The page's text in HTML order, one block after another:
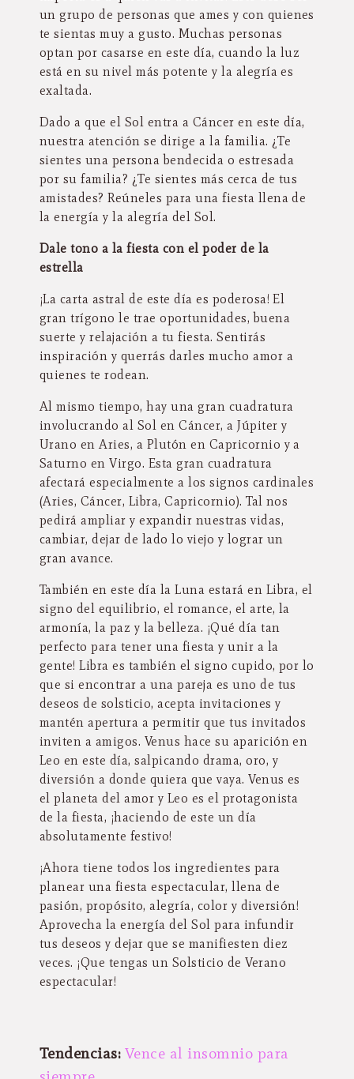
un grupo de personas que ames y con quienes
te sientas muy a gusto. Muchas personas
optan por casarse en este día, cuando la luz
está en su nivel más potente y la alegría es
exaltada.
Dado a que el Sol entra a Cáncer en este día,
nuestra atención se dirige a la familia. ¿Te
sientes una persona bendecida o estresada
por su familia? ¿Te sientes más cerca de tus
amistades? Reúneles para una fiesta llena de
la energía y la alegría del Sol.
Dale tono a la fiesta con el poder de la
estrella
¡La carta astral de este día es poderosa! El
gran trígono le trae oportunidades, buena
suerte y relajación a tu fiesta. Sentirás
inspiración y querrás darles mucho amor a
quienes te rodean.
Al mismo tiempo, hay una gran cuadratura
involucrando al Sol en Cáncer, a Júpiter y
Urano en Aries, a Plutón en Capricornio y a
Saturno en Virgo. Esta gran cuadratura
afectará especialmente a los signos cardinales
(Aries, Cáncer, Libra, Capricornio). Tal nos
pedirá ampliar y expandir nuestras vidas,
cambiar, dejar de lado lo viejo y lograr un
gran avance.
También en este día la Luna estará en Libra, el
signo del equilibrio, el romance, el arte, la
armonía, la paz y la belleza. ¡Qué día tan
perfecto para tener una fiesta y unir a la
gente! Libra es también el signo cupido, por lo
que si encontrar a una pareja es uno de tus
deseos de solsticio, acepta invitaciones y
mantén apertura a permitir que tus invitados
inviten a amigos. Venus hace su aparición en
Leo en este día, salpicando drama, oro, y
diversión a donde quiera que vaya. Venus es
el planeta del amor y Leo es el protagonista
de la fiesta, ¡haciendo de este un día
absolutamente festivo!
¡Ahora tiene todos los ingredientes para
planear una fiesta espectacular, llena de
pasión, propósito, alegría, color y diversión!
Aprovecha la energía del Sol para infundir
tus deseos y dejar que se manifiesten diez
veces. ¡Que tengas un Solsticio de Verano
espectacular!
Tendencias: Vence al insomnio para